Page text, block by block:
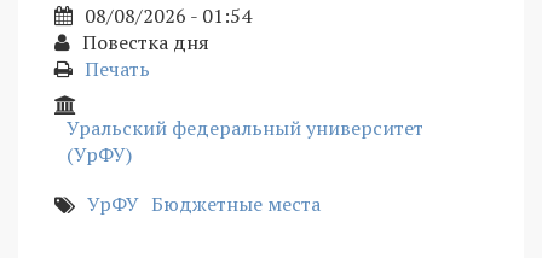
08/08/2026 - 01:54
Повестка дня
Печать
Уральский федеральный университет
(УрФУ)
УрФУ Бюджетные места